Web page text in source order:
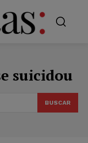
suicidou
BUSCAR